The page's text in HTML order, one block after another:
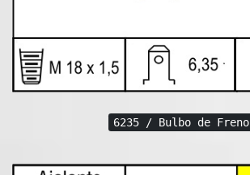
6235 / Bulbo de Freno